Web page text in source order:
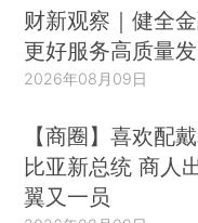
财新观察｜健全
更好服务高质量
2026年08月09日
【商圈】喜欢配
比亚新总统 商人
翼又一员